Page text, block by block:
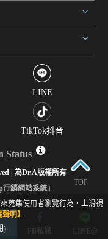
LINE
TikTok抖音
| 為Dr.A版權所有
銷網站系統」
FB私訊 LINE@
蒐集使用者瀏覽行為，上滑視
明】
)
TOP